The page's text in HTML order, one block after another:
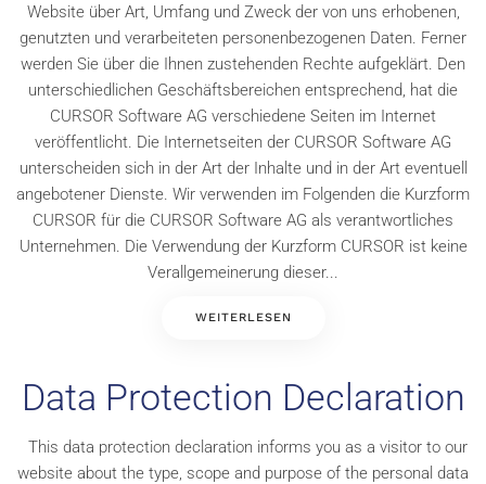
Website über Art, Umfang und Zweck der von uns erhobenen,
genutzten und verarbeiteten personenbezogenen Daten. Ferner
werden Sie über die Ihnen zustehenden Rechte aufgeklärt. Den
unterschiedlichen Geschäftsbereichen entsprechend, hat die
CURSOR Software AG verschiedene Seiten im Internet
veröffentlicht. Die Internetseiten der CURSOR Software AG
unterscheiden sich in der Art der Inhalte und in der Art eventuell
angebotener Dienste. Wir verwenden im Folgenden die Kurzform
CURSOR für die CURSOR Software AG als verantwortliches
Unternehmen. Die Verwendung der Kurzform CURSOR ist keine
Verallgemeinerung dieser...
WEITERLESEN
Data Protection Declaration
This data protection declaration informs you as a visitor to our
website about the type, scope and purpose of the personal data